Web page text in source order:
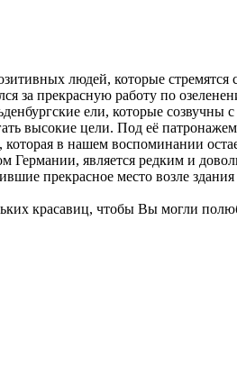
людей, которые стремятся
за прекрасную работу по
ели, которые
высокие цели. Под её
в нашем воспоминании
Германии, является редким и
прекрасное место возле
красавиц, чтобы Вы могли